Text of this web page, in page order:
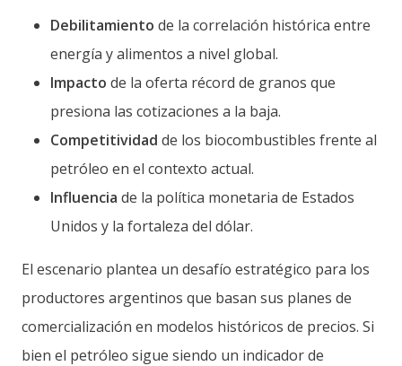
Debilitamiento de la correlación histórica entre
energía y alimentos a nivel global.
Impacto de la oferta récord de granos que
presiona las cotizaciones a la baja.
Competitividad de los biocombustibles frente al
petróleo en el contexto actual.
Influencia de la política monetaria de Estados
Unidos y la fortaleza del dólar.
El escenario plantea un desafío estratégico para los
productores argentinos que basan sus planes de
comercialización en modelos históricos de precios. Si
bien el petróleo sigue siendo un indicador de